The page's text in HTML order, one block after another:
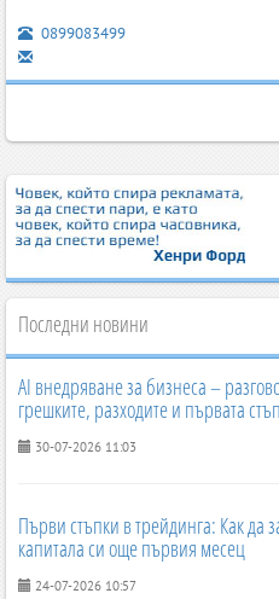
0899083499
Последни новини
AI внедряване за бизнеса –
грешките, разходите и първата
30-07-2026 11:03
Първи стъпки в трейдинга: Как да
капитала си още първия месец
24-07-2026 10:57